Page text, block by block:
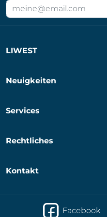
LIWEST
Neuigkeiten
Services
Rechtliches
Kontakt
Facebook